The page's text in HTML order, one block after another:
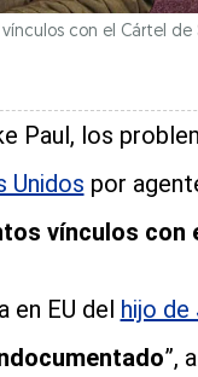
con el Cártel
Paul, los
Unidos por
vínculos con
en EU del hijo de
”,